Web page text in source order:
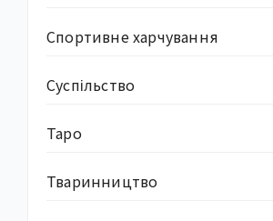
Спортивне харчування
Суcпільство
Таро
Тваринництво